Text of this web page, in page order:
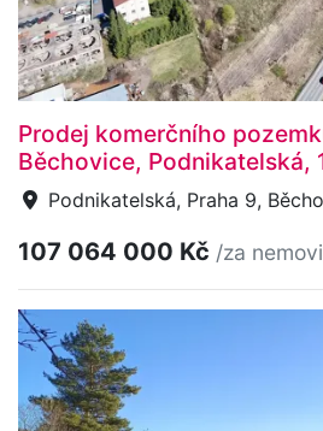
Prodej komerčního
Běchovice, Podnikatelská,
Podnikatelská, Praha 9,
107 064 000 Kč /za